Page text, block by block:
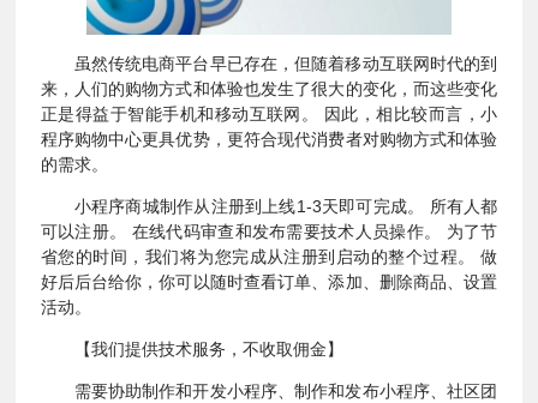
虽然传统电商平台早已存在，但随着移动互联网时代的到
来，人们的购物方式和体验也发生了很大的变化，而这些变化
正是得益于智能手机和移动互联网。 因此，相比较而言，小
程序购物中心更具优势，更符合现代消费者对购物方式和体验
的需求。
小程序商城制作从注册到上线1-3天即可完成。 所有人都
可以注册。 在线代码审查和发布需要技术人员操作。 为了节
省您的时间，我们将为您完成从注册到启动的整个过程。 做
好后后台给你，你可以随时查看订单、添加、删除商品、设置
活动。
【我们提供技术服务，不收取佣金】
需要协助制作和开发小程序、制作和发布小程序、社区团